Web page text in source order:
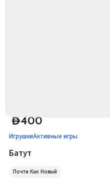
D400
ИгрушкиАктивные игры
Батут
Почти Как Новый